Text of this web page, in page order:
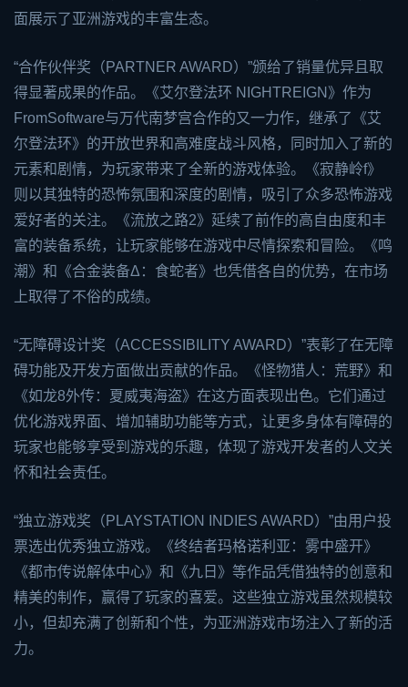
面展示了亚洲游戏的丰富生态。
“合作伙伴奖（PARTNER AWARD）”颁给了销量优异且取
得显著成果的作品。《艾尔登法环 NIGHTREIGN》作为
FromSoftware与万代南梦宫合作的又一力作，继承了《艾
尔登法环》的开放世界和高难度战斗风格，同时加入了新的
元素和剧情，为玩家带来了全新的游戏体验。《寂静岭f》
则以其独特的恐怖氛围和深度的剧情，吸引了众多恐怖游戏
爱好者的关注。《流放之路2》延续了前作的高自由度和丰
富的装备系统，让玩家能够在游戏中尽情探索和冒险。《鸣
潮》和《合金装备Δ：食蛇者》也凭借各自的优势，在市场
上取得了不俗的成绩。
“无障碍设计奖（ACCESSIBILITY AWARD）”表彰了在无障
碍功能及开发方面做出贡献的作品。《怪物猎人：荒野》和
《如龙8外传：夏威夷海盗》在这方面表现出色。它们通过
优化游戏界面、增加辅助功能等方式，让更多身体有障碍的
玩家也能够享受到游戏的乐趣，体现了游戏开发者的人文关
怀和社会责任。
“独立游戏奖（PLAYSTATION INDIES AWARD）”由用户投
票选出优秀独立游戏。《终结者玛格诺利亚：雾中盛开》
《都市传说解体中心》和《九日》等作品凭借独特的创意和
精美的制作，赢得了玩家的喜爱。这些独立游戏虽然规模较
小，但却充满了创新和个性，为亚洲游戏市场注入了新的活
力。